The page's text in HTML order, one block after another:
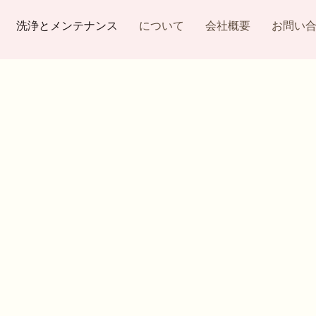
洗浄とメンテナンス について 会社概要 お問い